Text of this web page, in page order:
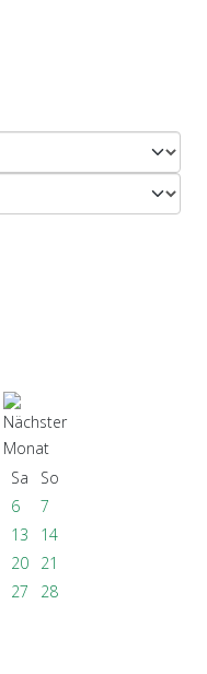
Sa
So
6
7
13
14
20
21
27
28